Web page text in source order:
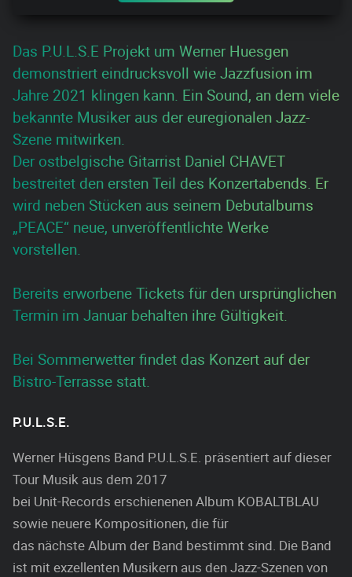
Das P.U.L.S.E Projekt um Werner Huesgen
demonstriert eindrucksvoll wie Jazzfusion im
Jahre 2021 klingen kann. Ein Sound, an dem viele
bekannte Musiker aus der euregionalen Jazz-
Szene mitwirken.
Der ostbelgische Gitarrist Daniel CHAVET
bestreitet den ersten Teil des Konzertabends. Er
wird neben Stücken aus seinem Debutalbums
„PEACE“ neue, unveröffentlichte Werke
vorstellen.
Bereits erworbene Tickets für den ursprünglichen
Termin im Januar behalten ihre Gültigkeit.
Bei Sommerwetter findet das Konzert auf der
Bistro-Terrasse statt.
P.U.L.S.E.
Werner Hüsgens Band P.U.L.S.E. präsentiert auf dieser
Tour Musik aus dem 2017
bei Unit-Records erschienenen Album KOBALTBLAU
sowie neuere Kompositionen, die für
das nächste Album der Band bestimmt sind. Die Band
ist mit exzellenten Musikern aus den Jazz-Szenen von